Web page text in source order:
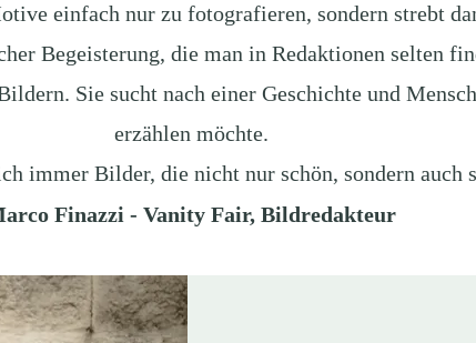
einfach nur zu fotografieren, sondern strebt
Begeisterung, die man in Redaktionen selten
Sie sucht nach einer Geschichte und
erzählen möchte.
immer Bilder, die nicht nur schön, sondern auch
Finazzi - Vanity Fair, Bildredakteur